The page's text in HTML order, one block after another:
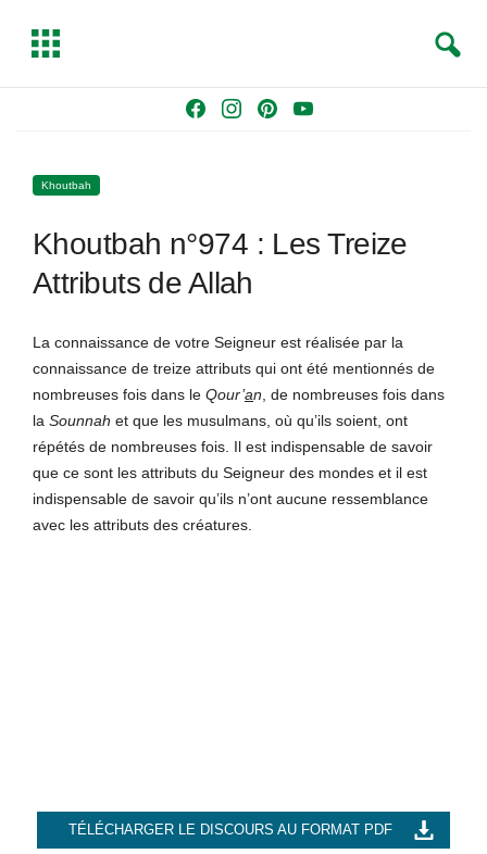
o
k
a
Y
b
T
g
e
a
Khoutbah
Khoutbah n°974 : Les Treize
Attributs de Allah
La connaissance de votre Seigneur est réalisée par la
connaissance de treize attributs qui ont été mentionnés de
nombreuses fois dans le Qour’an , de nombreuses fois dans
la Sounnah et que les musulmans, où qu’ils soient, ont
répétés de nombreuses fois. Il est indispensable de savoir
que ce sont les attributs du Seigneur des mondes et il est
indispensable de savoir qu’ils n’ont aucune ressemblance
avec les attributs des créatures.
TÉLÉCHARGER LE DISCOURS AU FORMAT PDF